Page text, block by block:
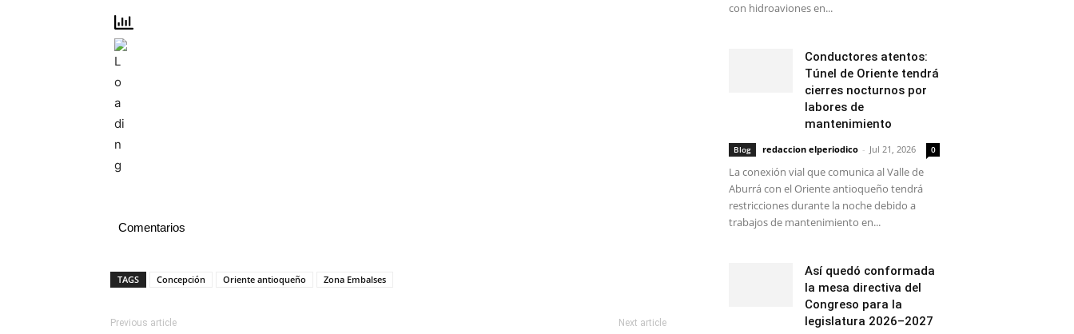
Comentarios
TAGS Concepción Oriente antioqueño Zona Embalses
Previous article Next article
con hidroaviones en...
Conductores atentos:
Túnel de Oriente tendrá
cierres nocturnos por
labores de
mantenimiento
Blog redaccion elperiodico - Jul 21, 2026 0
La conexión vial que comunica al Valle de
Aburrá con el Oriente antioqueño tendrá
restricciones durante la noche debido a
trabajos de mantenimiento en...
Así quedó conformada
la mesa directiva del
Congreso para la
legislatura 2026–2027